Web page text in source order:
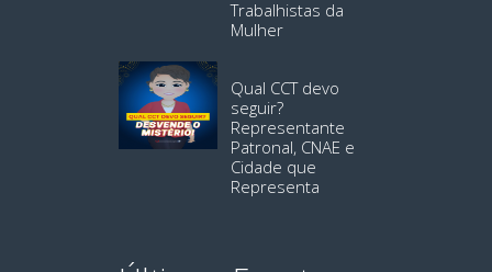
Trabalhistas da
Mulher
Qual CCT devo
seguir?
Representante
Patronal, CNAE e
Cidade que
Representa